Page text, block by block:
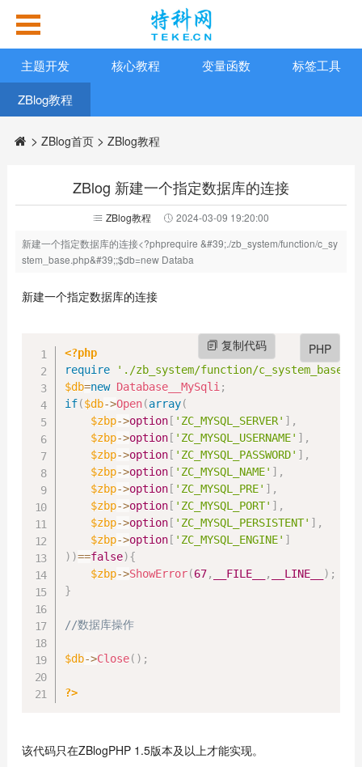
主题开发 核心教程 变量函数
标签工具
ZBlog教程
首页
> ZBlog首页> ZBlog教程
ZBlog 新建一个指定数据库的连接
ZBlog教程
2024-03-09 19:20:00
新建一个指定数据库的连接<?phprequire &#39;./zb_system/function/c_sy
stem_base.php&#39;;$db=new Databa
新建一个指定数据库的连接
复制代码
<?php
require
'./zb_system/function/
$db=new Database__MySqli ;
if($db->Open(array(
$zbp->option [ 'ZC_MYSQL_SERVER' ] ,
$zbp->option [ 'ZC_MYSQL_USERNAME' ] ,
$zbp->option [ 'ZC_MYSQL_PASSWORD' ] ,
$zbp->option [ 'ZC_MYSQL_NAME' ] ,
$zbp->option [ 'ZC_MYSQL_PRE' ] ,
$zbp->option [ 'ZC_MYSQL_PORT' ] ,
$zbp->option [ 'ZC_MYSQL_PERSISTENT' ] ,
$zbp->option [ 'ZC_MYSQL_ENGINE' ]
) )==false){
$zbp->ShowError(67, __FILE__ , __LINE__ ) ;
}
//数据库操作
$db->Close( ) ;
?>
PHP
该代码只在ZBlogPHP 1.5版本及以上才能实现。